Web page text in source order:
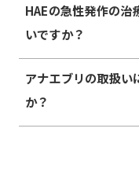
HAEの急性発作の治
いですか？
アナエブリの取扱い
か？